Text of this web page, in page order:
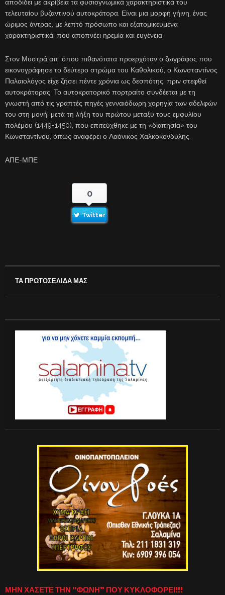
αποδίδει με ακρίβεια τα φυσιογνωμικά χαρακτηριστικά του
τελευταίου βυζαντινού αυτοκράτορα. Είναι μια μορφή γήινη, ένας
ώριμος άντρας, με λεπτό πρόσωπο και εξατομικευμένα
χαρακτηριστικά, που αποπνέει ηρεμία και ευγένεια.
Στον Μυστρά απ’ όπου πιθανότατα προερχόταν ο ζωγράφος που
εικονογράφησε το δεύτερο στρώμα του Καθολικού, ο Κωνσταντίνος
Παλαιολόγος είχε ζήσει πέντε χρόνια ως δεσπότης, πριν στεφθεί
αυτοκράτορας. Το αυτοκρατορικό πορτραίτο συνδέεται με τη
γνωστή από τις γραπτές πηγές γενναιόδωρη χορηγία των αδελφών
του στη μονή, μετά τη λήξη του πρώτου μεταξύ τους εμφυλίου
πολέμου (1449-1450), που επιτεύχθηκε με τη «διαιτησία» του
Κωνσταντίνου, όπως αναφέρει ο Λαόνικος Χαλκοκονδύλης.
ΑΠΕ-ΜΠΕ
0
Twitter
ΤΑ ΠΡΩΤΟΣΕΛΙΔΑ ΜΑΣ
ΜΗΝ ΧΑΣΕΤΕ ΤΗΝ “ΦΩΝΗ” ΠΟΥ ΚΥΚΛΟΦΟΡΕΙ!!!